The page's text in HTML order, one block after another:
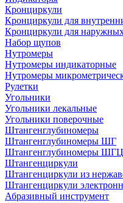
Кронциркули
Кронциркули для
Кронциркули для
Набор щупов
Нутромеры
Нутромеры индикаторные
Нутромеры
Рулетки
Угольники
Угольники лекальные
Угольники поверочные
Штангенглубиномеры
Штангенглубиномеры ШГ
Штангенглубиномеры ШГЦ
Штангенциркули
Штангенциркули из
Штангенциркули
Абразивный инструмент